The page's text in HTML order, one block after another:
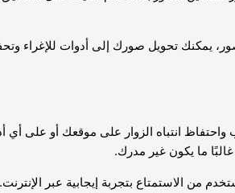
انتباه الزوار على موقعك أو على أي
ما يكون غير مدرك.
من الاستمتاع بتجربة إيجابية عبر